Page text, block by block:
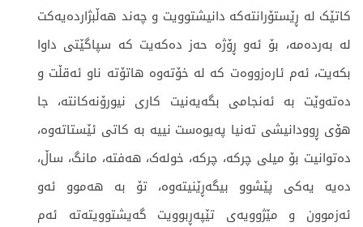
کاتێک لە ڕێستۆرانتەکە دانیشتوویت و چەند هەڵبژاردەیەکت
لە بەردەمە، بۆ ئەو ڕۆژە حەز دەکەیت کە سپاگێتی داوا
بکەیت، ئەم ئارەزووەت کە لە خۆتەوە هاتۆتە ناو ئەقڵت و
دەتەوێت بە ئەنجامی بگەیەنیت کاری نیورۆنەکانتە، جا
هۆی ڕوودانیشی تەنیا پەیوەست نییە بە کاتی ئێستاتەوە،
دەتوانیت بۆ میلی چرکە، چرکە، خولەک، هەفتە، مانگ، ساڵ،
دەیە یەکی پێشوو بیگەڕێنیتەوە، تۆ بە هەموو ئەو
ئەزموون و مێژوویەی تێپەڕبوویت گەیشتوویتەتە ئەم